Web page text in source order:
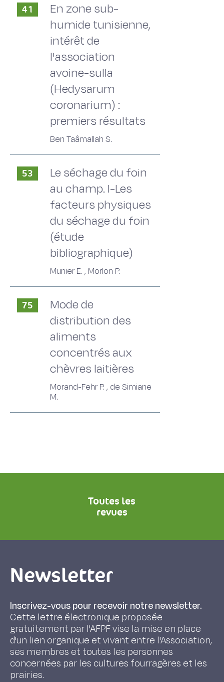
41
En zone sub-
humide tunisienne,
intérêt de
l'association
avoine-sulla
(Hedysarum
coronarium) :
premiers résultats
Ben Taâmallah S.
53
Le séchage du foin
au champ. I-Les
facteurs physiques
du séchage du foin
(étude
bibliographique)
Munier E. , Morlon P.
75
Mode de
distribution des
aliments
concentrés aux
chèvres laitières
Morand-Fehr P. , de Simiane
M.
Toutes les
revues
Newsletter
Inscrivez-vous pour recevoir notre newsletter.
Cette lettre électronique proposée
gratuitement par l'AFPF vise la mise en place
d'un lien organique et vivant entre l'Association,
ses membres et toutes les personnes
concernées par les cultures fourragères et les
prairies.